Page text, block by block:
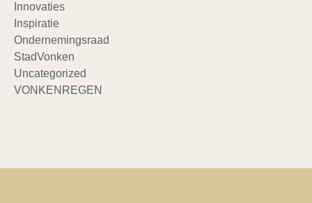
Innovaties
Inspiratie
Ondernemingsraad
StadVonken
Uncategorized
VONKENREGEN